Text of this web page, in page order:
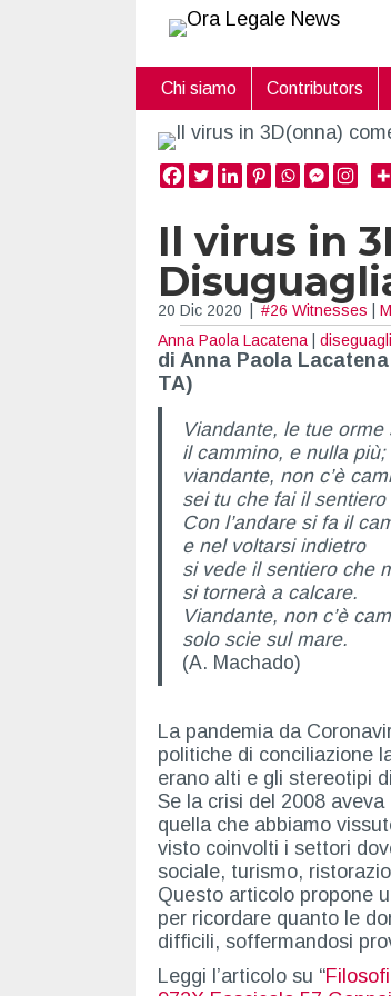
Chi siamo Contributors
Il virus in
20 Dic 2020 #26 Witnesses
Anna Paola Lacatena|
di Anna Paola
TA)
Viandante, le tue orme
il cammino, e nulla più;
viandante, non c’è
sei tu che fai il
Con l’andare si fa il
e nel voltarsi indietro
si vede il sentiero che
si tornerà a calcare.
Viandante, non c’è
solo scie sul mare.
(A. Machado)
La pandemia da
politiche di conciliazione
erano alti e gli stereotipi
Se la crisi del 2008
quella che abbiamo
visto coinvolti i settori
sociale, turismo,
Questo articolo propone
per ricordare quanto le
difficili, soffermandosi
Leggi l’articolo su “